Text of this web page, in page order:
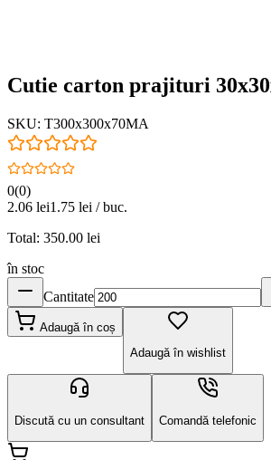
Cutie carton prajituri
SKU: T300x300x70MA
0(0)
2.06 lei1.75 lei / buc.
Total: 350.00 lei
în stoc
Cantitate
Adaugă în coș
Adaugă în wishlist
Discută cu un consultant Comandă telefonic